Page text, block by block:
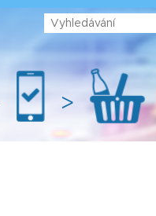
>